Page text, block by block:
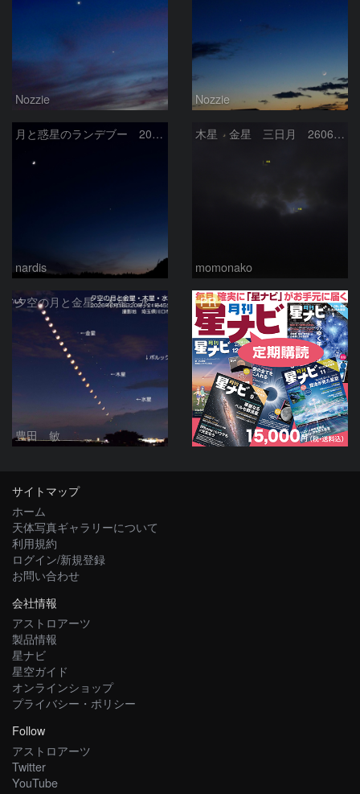
Nozzie Nozzie
月と惑星のランデブー 2026/06/19
nardis
木星 金星 三日月 260618
momonako
夕空の月と金星・木星・水星の接近 2026/6/18
豊田 敏
PR
サイトマップ
ホーム
天体写真ギャラリーについて
利用規約
ログイン/新規登録
お問い合わせ
会社情報
アストロアーツ
製品情報
星ナビ
星空ガイド
オンラインショップ
プライバシー・ポリシー
Follow
アストロアーツ
Twitter
YouTube